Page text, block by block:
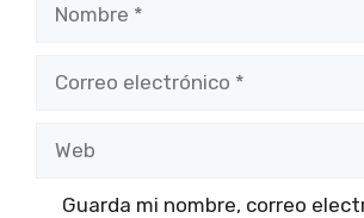
Guarda mi nombre, correo